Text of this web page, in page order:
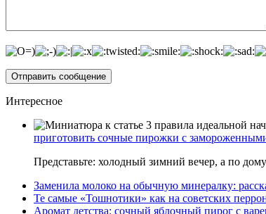
Интересное
приготовить сочные пирожки с
Представьте: холодный зимний вечер, а по
Заменила молоко на обычную минералку:
Те самые «Тошнотики» как на советских
Аромат детства: сочный яблочный пирог с